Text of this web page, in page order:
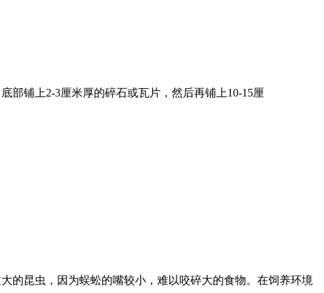
部铺上2-3厘米厚的碎石或瓦片，然后再铺上10-15厘
的昆虫，因为蜈蚣的嘴较小，难以咬碎大的食物。在饲养环境